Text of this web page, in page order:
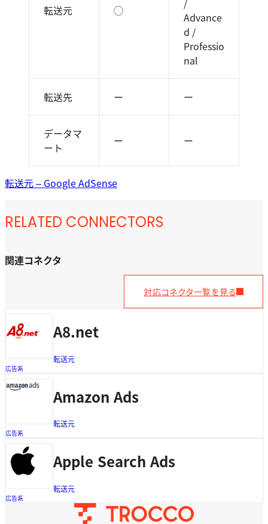
転送元 ◯
/
Advance
d /
Professio
nal
転送先 ー ー
データマ
ート
ー ー
転送元 – Google AdSense
RELATED CONNECTORS
関連コネクタ
対応コネクタ一覧を見る
A8.net
転送元
広告系
Amazon Ads
転送元
広告系
Apple Search Ads
転送元
広告系